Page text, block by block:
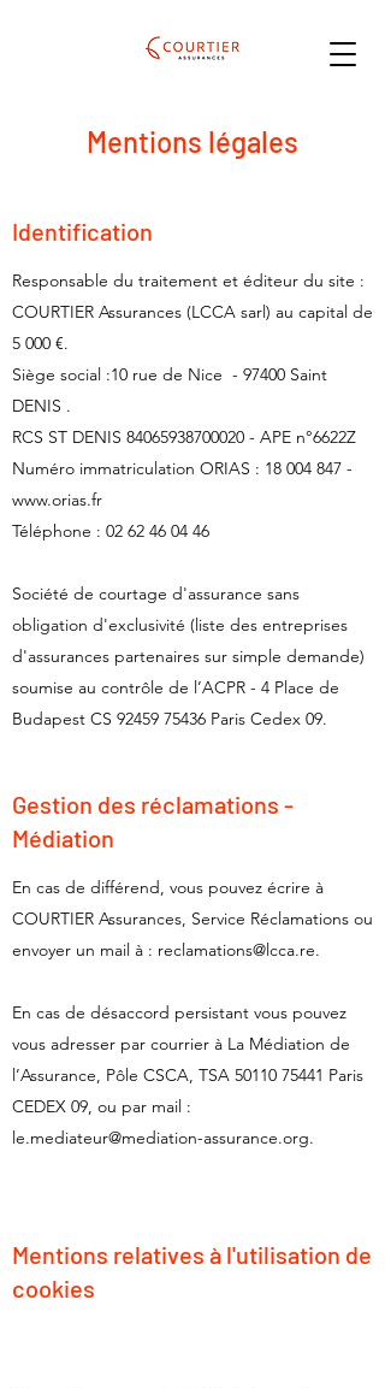
Mentions légales
Identification
Responsable du traitement et éditeur du site :
COURTIER Assurances (LCCA sarl) au capital de
5 000 €.
Siège social :10 rue de Nice - 97400 Saint
DENIS .
RCS ST DENIS 84065938700020 - APE n°6622Z
Numéro immatriculation ORIAS : 18 004 847 -
www.orias.fr
Téléphone : 02 62 46 04 46
Société de courtage d'assurance sans
obligation d'exclusivité (liste des entreprises
d'assurances partenaires sur simple demande)
soumise au contrôle de l’ACPR - 4 Place de
Budapest CS 92459 75436 Paris Cedex 09.
Gestion des réclamations -
Médiation
En cas de différend, vous pouvez écrire à
COURTIER Assurances, Service Réclamations ou
envoyer un mail à : reclamations@lcca.re.
En cas de désaccord persistant vous pouvez
vous adresser par courrier à La Médiation de
l’Assurance, Pôle CSCA, TSA 50110 75441 Paris
CEDEX 09, ou par mail :
le.mediateur@mediation-assurance.org.
Mentions relatives à l'utilisation de
cookies